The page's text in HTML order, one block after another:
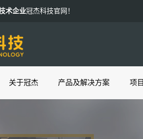
术企业冠杰科技官网！
关于冠杰 产品及解决方案 项